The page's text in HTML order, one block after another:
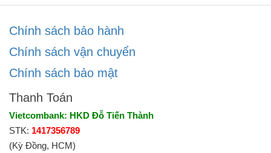
Chính sách bảo hành
Chính sách vận chuyển
Chính sách bảo mật
Thanh Toán
Vietcombank: HKD Đỗ Tiến Thành
STK: 1417356789
(Kỳ Đồng, HCM)